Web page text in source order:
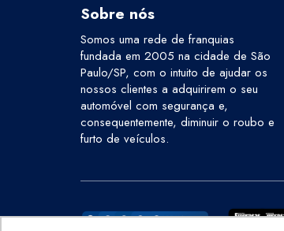
Sobre nós
Somos uma rede de franquias
fundada em 2005 na cidade de São
Paulo/SP, com o intuito de ajudar os
nossos clientes a adquirirem o seu
automóvel com segurança e,
consequentemente, diminuir o roubo e
furto de veículos.